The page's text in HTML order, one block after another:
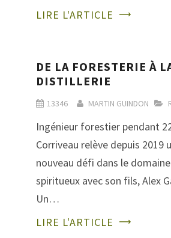
LIRE L'ARTICLE
DE LA FORESTERIE À
DISTILLERIE
13346 MARTIN GUINDON
Ingénieur forestier pendant
Corriveau relève depuis 2019
nouveau défi dans le
spiritueux avec son fils, Alex
Un…
LIRE L'ARTICLE